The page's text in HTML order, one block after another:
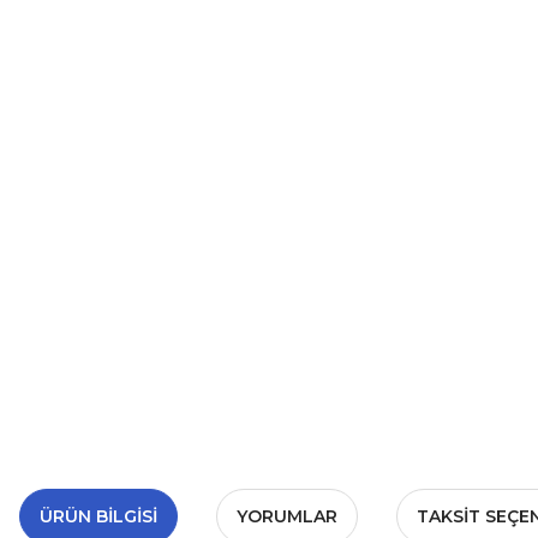
ÜRÜN BILGISI YORUMLAR TAKSIT